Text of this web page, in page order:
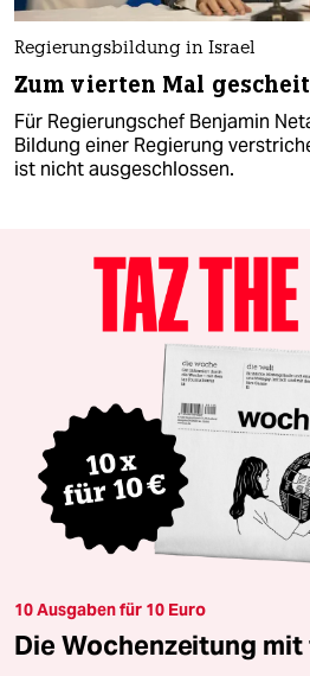
Regierungsbildung in Israel
Zum vierten Mal
Für Regierungschef Benjamin
Bildung einer Regierung
ist nicht ausgeschlossen.
10 Ausgaben für 10 Euro
Die Wochenzeitung